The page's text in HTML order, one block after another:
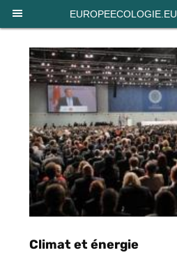
EUROPEECOLOGIE.EU
Climat et énergie